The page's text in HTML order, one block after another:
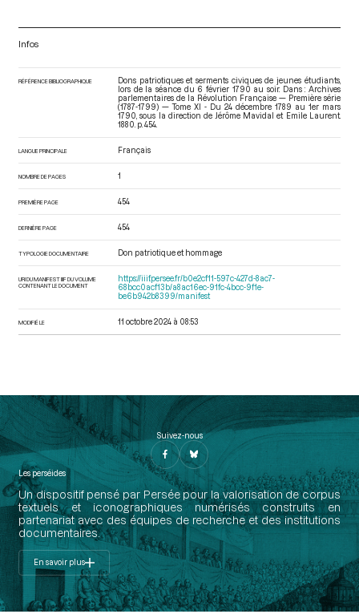
Infos
RÉFÉRENCE BIBLIOGRAPHIQUE
Dons patriotiques et serments civiques de jeunes étudiants,
lors de la séance du 6 février 1790 au soir. Dans : Archives
parlementaires de la Révolution Française — Première série
(1787-1799) — Tome XI - Du 24 décembre 1789 au 1er mars
1790 , sous la direction de Jérôme Mavidal et Emile Laurent.
1880. p. 454.
LANGUE PRINCIPALE Français
NOMBRE DE PAGES 1
PREMIÈRE PAGE 454
DERNIÈRE PAGE 454
TYPOLOGIE DOCUMENTAIRE Don patriotique et hommage
URI DU MANIFEST IIIF DU VOLUME
CONTENANT LE DOCUMENT
https://iiif.persee.fr/b0e2cf11-597c-427d-8ac7-
68bcc0acf13b/a8ac16ec-91fc-4bcc-9f1e-
be6b942b8399/manifest
MODIFIÉ LE 11 octobre 2024 à 08:53
Suivez-nous
Les perséides
Un dispositif pensé par Persée pour la valorisation de corpus
textuels et iconographiques numérisés construits en
partenariat avec des équipes de recherche et des institutions
documentaires.
En savoir plus